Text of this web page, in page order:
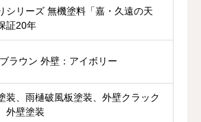
シリーズ 無機塗料「嘉・久遠の天
証20年
ラウン 外壁：アイボリー
装、雨樋破風板塗装、外壁クラック
外壁塗装